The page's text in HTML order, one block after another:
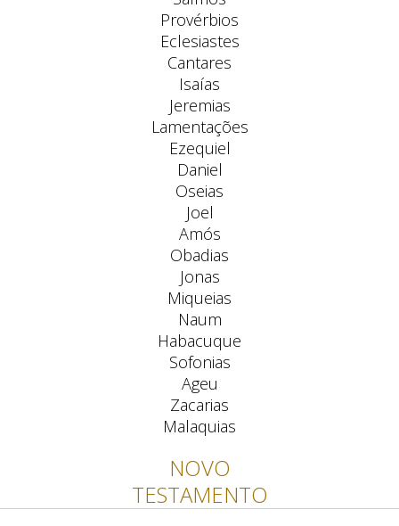
Provérbios
Eclesiastes
Cantares
Isaías
Jeremias
Lamentações
Ezequiel
Daniel
Oseias
Joel
Amós
Obadias
Jonas
Miqueias
Naum
Habacuque
Sofonias
Ageu
Zacarias
Malaquias
NOVO
TESTAMENTO